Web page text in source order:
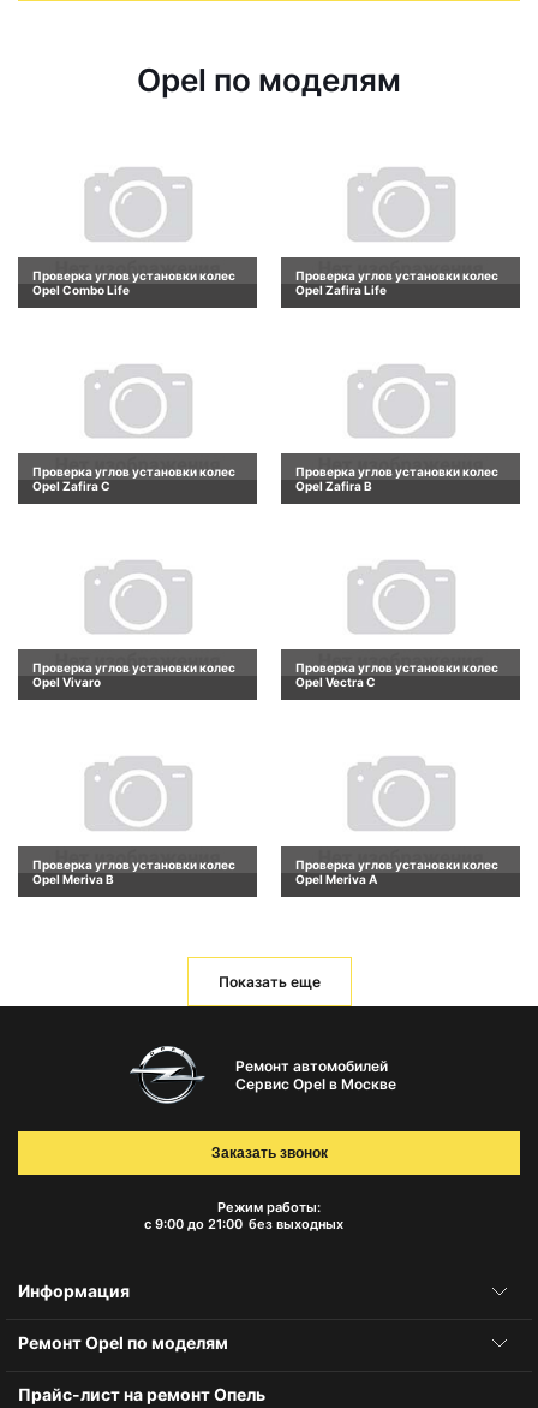
Opel по моделям
Проверка углов установки колес
Opel Combo Life
Проверка углов установки колес
Opel Zafira Life
Проверка углов установки колес
Opel Zafira C
Проверка углов установки колес
Opel Zafira B
Проверка углов установки колес
Opel Vivaro
Проверка углов установки колес
Opel Vectra C
Проверка углов установки колес
Opel Meriva B
Проверка углов установки колес
Opel Meriva A
Показать еще
Ремонт автомобилей
Сервис Opel в Москве
Режим работы:
с 9:00 до 21:00 без выходных
Заказать звонок
Информация
Ремонт Opel по моделям
Прайс-лист на ремонт Опель